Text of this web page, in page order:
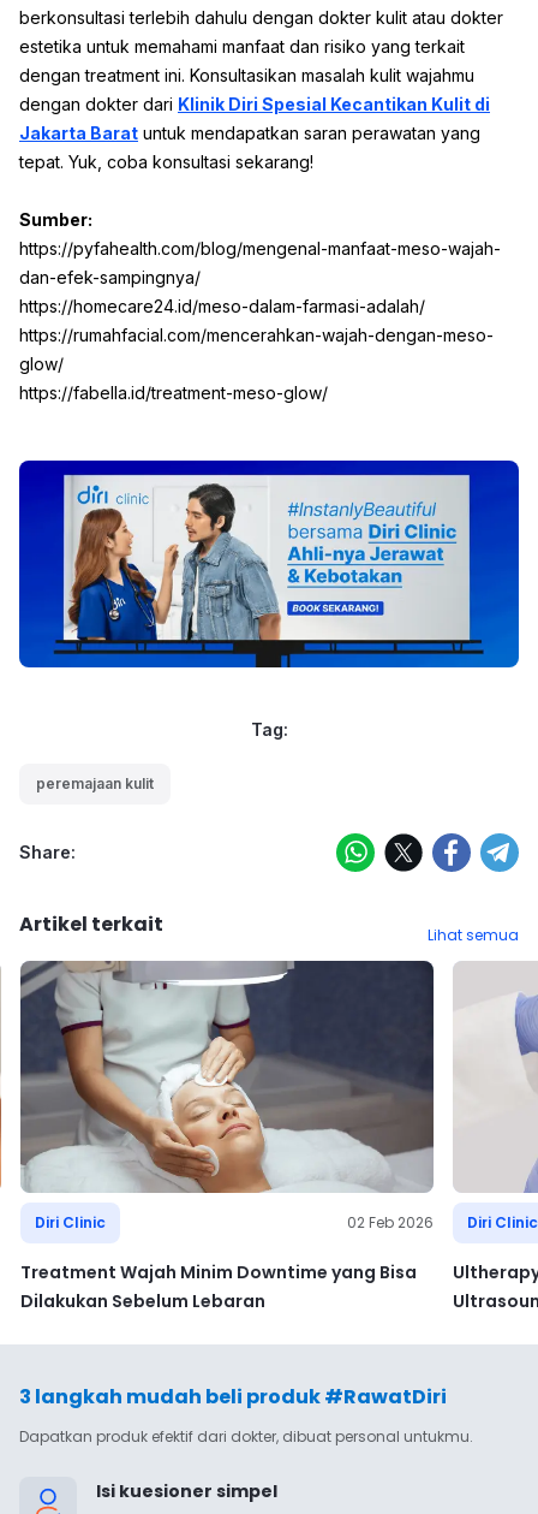
berkonsultasi terlebih dahulu dengan dokter kulit atau dokter
estetika untuk memahami manfaat dan risiko yang terkait
dengan treatment ini. Konsultasikan masalah kulit wajahmu
dengan dokter dari Klinik Diri Spesial Kecantikan Kulit di
Jakarta Barat untuk mendapatkan saran perawatan yang
tepat. Yuk, coba konsultasi sekarang!
Sumber:
https://pyfahealth.com/blog/mengenal-manfaat-meso-wajah-
dan-efek-sampingnya/
https://homecare24.id/meso-dalam-farmasi-adalah/
https://rumahfacial.com/mencerahkan-wajah-dengan-meso-
glow/
https://fabella.id/treatment-meso-glow/
Tag:
peremajaan kulit
Share:
Artikel terkait Lihat semua
Diri Clinic 02 Feb 2026
Treatment Wajah Minim Downtime yang Bisa
Dilakukan Sebelum Lebaran
Diri Clinic
3 langkah mudah beli produk #RawatDiri
Dapatkan produk efektif dari dokter, dibuat personal untukmu.
Isi kuesioner simpel